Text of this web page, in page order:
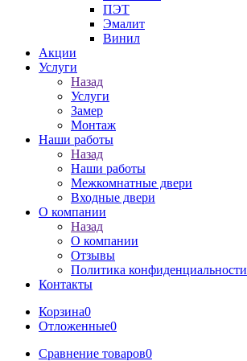
ПЭТ
Эмалит
Винил
Акции
Услуги
Назад
Услуги
Замер
Монтаж
Наши работы
Назад
Наши работы
Межкомнатные двери
Входные двери
О компании
Назад
О компании
Отзывы
Политика конфиденциальности
Контакты
Корзина0
Отложенные0
Сравнение товаров0